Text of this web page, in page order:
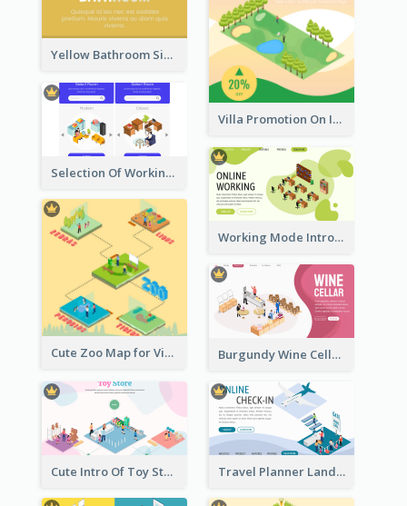
Yellow Bathroom Sign With Isometric Diagram
Villa Promotion On Instagram With Isometric Diagram
Selection Of Working Space With Isometric Graphics
Working Mode Intro To Management With Isometric Diagram
Cute Zoo Map for Visitors With Isometric Diagram Burgundy Wine Cellar Website Landing Page
Cute Intro Of Toy Store Section With Isometric Diagram Travel Planner Landing Page With Isometric Diagram